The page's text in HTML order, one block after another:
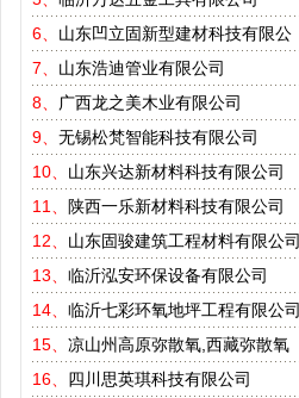
6、 山东凹立固新型建材科技有限公
7、 山东浩迪管业有限公司
8、
广西龙之美木业有限公司
9、 无锡松梵智能科技有限公司
10、 山东兴达新材料科技有限公司
11、
陕西一乐新材料科技有限公司
12、 山东固骏建筑工程材料有限公司
13、 临沂泓安环保设备有限公司
14、 临沂七彩环氧地坪工程有限公司
15、 凉山州高原弥散氧,西藏弥散氧
16、 四川思英琪科技有限公司